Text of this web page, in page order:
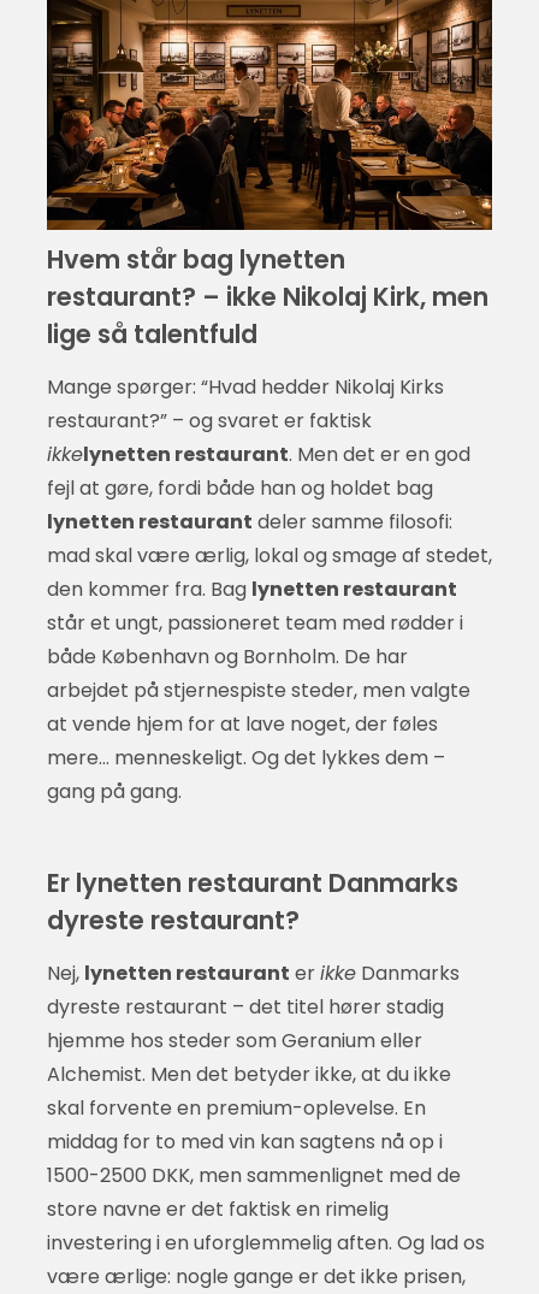
Hvem står bag lynetten
restaurant? – ikke Nikolaj Kirk, men
lige så talentfuld
Mange spørger: “Hvad hedder Nikolaj Kirks
restaurant?” – og svaret er faktisk
ikkelynetten restaurant. Men det er en god
fejl at gøre, fordi både han og holdet bag
lynetten restaurant deler samme filosofi:
mad skal være ærlig, lokal og smage af stedet,
den kommer fra. Bag lynetten restaurant
står et ungt, passioneret team med rødder i
både København og Bornholm. De har
arbejdet på stjernespiste steder, men valgte
at vende hjem for at lave noget, der føles
mere… menneskeligt. Og det lykkes dem –
gang på gang.
Er lynetten restaurant Danmarks
dyreste restaurant?
Nej, lynetten restaurant erikkeDanmarks
dyreste restaurant – det titel hører stadig
hjemme hos steder som Geranium eller
Alchemist. Men det betyder ikke, at du ikke
skal forvente en premium-oplevelse. En
middag for to med vin kan sagtens nå op i
1500-2500 DKK, men sammenlignet med de
store navne er det faktisk en rimelig
investering i en uforglemmelig aften. Og lad os
være ærlige: nogle gange er det ikke prisen,